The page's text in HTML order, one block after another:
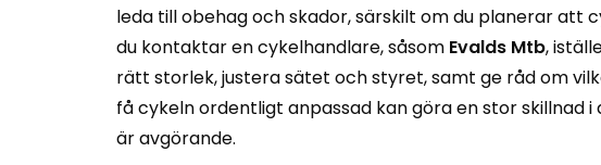
leda till obehag och skador, särskilt om du planerar
du kontaktar en cykelhandlare, såsom Evalds Mtb,
rätt storlek, justera sätet och styret, samt ge råd om
få cykeln ordentligt anpassad kan göra en stor skillnad
är avgörande.